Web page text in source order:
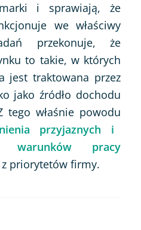
i sprawiają, że
we właściwy
przekonuje, że
to takie, w których
jest traktowana przez
jako źródło dochodu
tego właśnie powodu
przyjaznych i
warunków pracy
priorytetów firmy.